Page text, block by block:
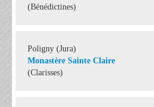
(Bénédictines)
Poligny (Jura)
Monastère Sainte Claire
(Clarisses)